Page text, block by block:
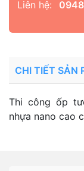
Liên hệ:
CHI TIẾT SẢN
Thi công ốp
nhựa nano cao